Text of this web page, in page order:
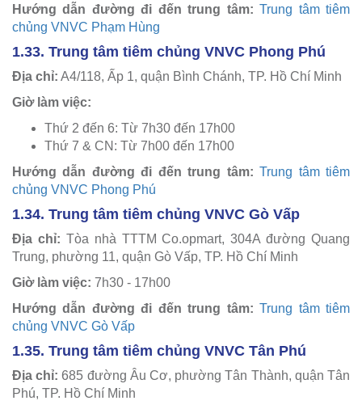
Hướng dẫn đường đi đến trung tâm:Trung tâm tiêm
chủng VNVC Phạm Hùng
1.33. Trung tâm tiêm chủng VNVC Phong Phú
Địa chỉ: A4/118, Ấp 1, quận Bình Chánh, TP. Hồ Chí Minh
Giờ làm việc:
Thứ 2 đến 6: Từ 7h30 đến 17h00
Thứ 7 & CN: Từ 7h00 đến 17h00
Hướng dẫn đường đi đến trung tâm:Trung tâm tiêm
chủng VNVC Phong Phú
1.34. Trung tâm tiêm chủng VNVC Gò Vấp
Địa chỉ: Tòa nhà TTTM Co.opmart, 304A đường Quang
Trung, phường 11, quận Gò Vấp, TP. Hồ Chí Minh
Giờ làm việc: 7h30 - 17h00
Hướng dẫn đường đi đến trung tâm:Trung tâm tiêm
chủng VNVC Gò Vấp
1.35. Trung tâm tiêm chủng VNVC Tân Phú
Địa chỉ:685 đường Âu Cơ, phường Tân Thành, quận Tân
Phú, TP. Hồ Chí Minh